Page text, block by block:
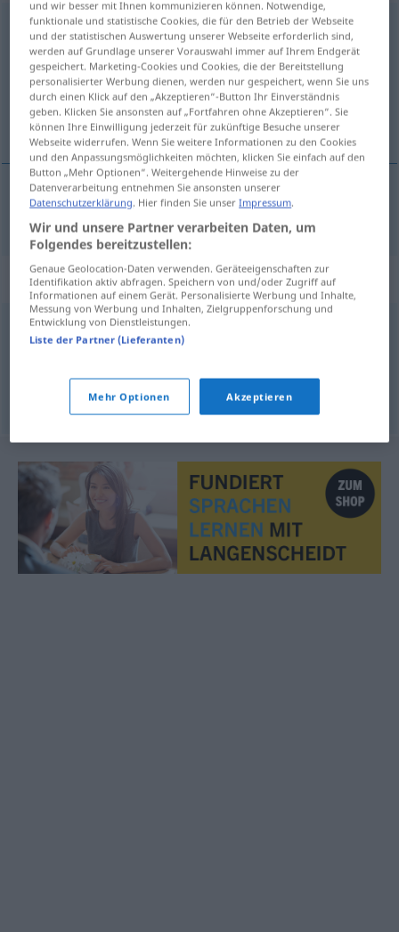
entnerven [ɛntˈnɛrfən] <entnerven>
Übersicht aller Übersetzungen
(Für mehr Details die Übersetzung anklicken/antippen)
enervar
enervar entnerven
Synonyme für "entnerven"
entkräften,zermürben,brechen
© OpenThesaurus.de
und wir besser mit Ihnen kommunizieren können. Notwendige,
funktionale und statistische Cookies, die für den Betrieb der Webseite
und der statistischen Auswertung unserer Webseite erforderlich sind,
werden auf Grundlage unserer Vorauswahl immer auf Ihrem Endgerät
gespeichert. Marketing-Cookies und Cookies, die der Bereitstellung
personalisierter Werbung dienen, werden nur gespeichert, wenn Sie uns
durch einen Klick auf den „Akzeptieren“-Button Ihr Einverständnis
geben. Klicken Sie ansonsten auf „Fortfahren ohne Akzeptieren“. Sie
können Ihre Einwilligung jederzeit für zukünftige Besuche unserer
Webseite widerrufen. Wenn Sie weitere Informationen zu den Cookies
und den Anpassungsmöglichkeiten möchten, klicken Sie einfach auf den
Button „Mehr Optionen“. Weitergehende Hinweise zu der
Datenverarbeitung entnehmen Sie ansonsten unserer
Datenschutzerklärung. Hier finden Sie unserImpressum.
Wir und unsere Partner verarbeiten Daten, um
Folgendes bereitzustellen:
Genaue Geolocation-Daten verwenden. Geräteeigenschaften zur
Identifikation aktiv abfragen. Speichern von und/oder Zugriff auf
Informationen auf einem Gerät. Personalisierte Werbung und Inhalte,
Messung von Werbung und Inhalten, Zielgruppenforschung und
Entwicklung von Dienstleistungen.
Liste der Partner (Lieferanten)
Mehr Optionen Akzeptieren